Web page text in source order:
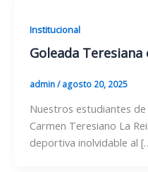
Institucional
Goleada
admin/agosto 20, 2025
Nuestros estudiantes de
Carmen Teresiano La
deportiva inolvidable al